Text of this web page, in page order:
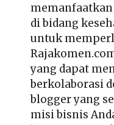
di bidang
untuk
yang dapat
berkolaborasi
blogger yang
misi bisnis